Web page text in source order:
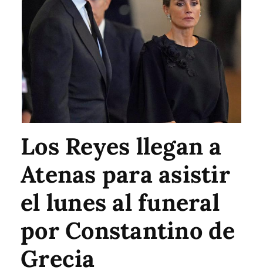
Los Reyes llegan a
Atenas para asistir
el lunes al funeral
por Constantino de
Grecia